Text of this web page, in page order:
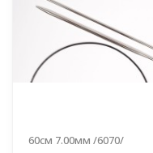
60см 7.00мм /6070/